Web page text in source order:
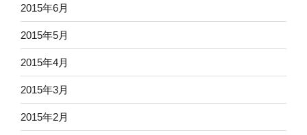
2015年6月
2015年5月
2015年4月
2015年3月
2015年2月